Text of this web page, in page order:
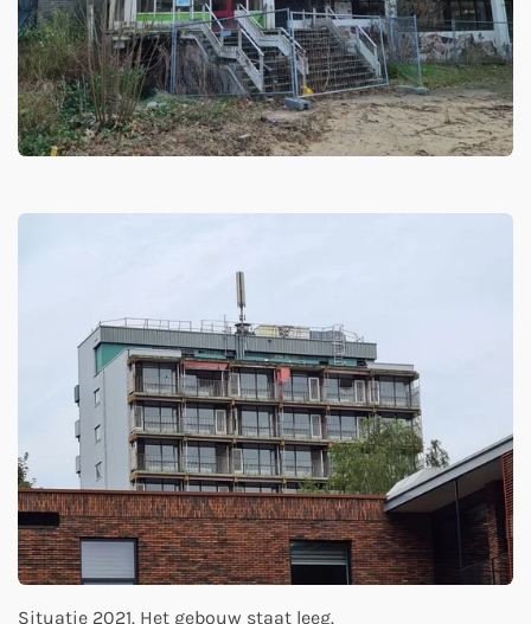
Situatie 2021. Het gebouw staat leeg.